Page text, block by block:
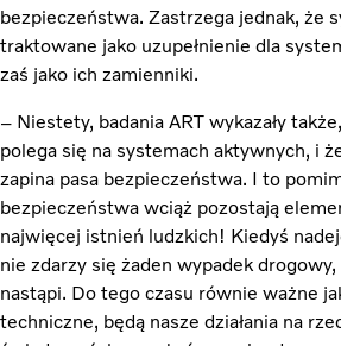
bezpieczeństwa. Zastrzega jednak, że
traktowane jako uzupełnienie dla
zaś jako ich zamienniki.
– Niestety, badania ART wykazały
polega się na systemach aktywnych, i
zapina pasa bezpieczeństwa. I to
bezpieczeństwa wciąż pozostają
najwięcej istnień ludzkich! Kiedyś
nie zdarzy się żaden wypadek
nastąpi. Do tego czasu równie ważne
techniczne, będą nasze działania na